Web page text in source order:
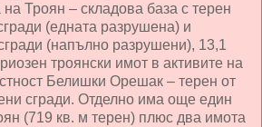
Троян – складова база с терен
(едната разрушена) и
(напълно разрушени), 13,1
троянски имот в активите на
Белишки Орешак – терен от
сгради. Отделно има още един
(719 кв. м терен) плюс два имота